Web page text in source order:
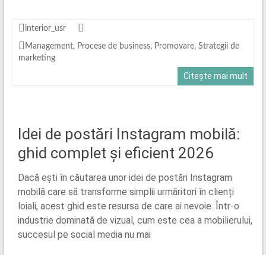
interior_usr
Management, Procese de business, Promovare, Strategii de
marketing
Citește mai mult
Idei de postări Instagram mobilă:
ghid complet și eficient 2026
Dacă ești în căutarea unor idei de postări Instagram
mobilă care să transforme simplii urmăritori în clienți
loiali, acest ghid este resursa de care ai nevoie. Într-o
industrie dominată de vizual, cum este cea a mobilierului,
succesul pe social media nu mai